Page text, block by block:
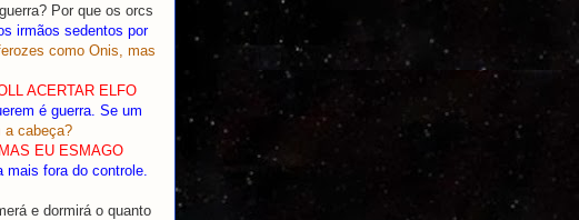
Por que os orcs
irmãos sedentos por
como Onis, mas
ACERTAR ELFO
é guerra. Se um
a cabeça?
EU ESMAGO
fora do controle.
e dormirá o quanto